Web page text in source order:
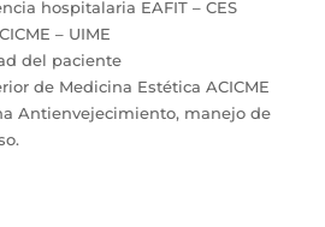
hospitalaria EAFIT – CES
– UIME
del paciente
de Medicina Estética ACICME
Antienvejecimiento, manejo de